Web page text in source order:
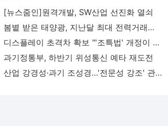
[뉴스줌인]원격개발, SW산업 선진화 열쇠
봄볕 받은 태양광, 지난달 최대 전력거래량 기록
디스플레이 초격차 확보 "'조특법' 개정이 핵심"
과기정통부, 하반기 위성통신 예타 재도전
산업 강경성·과기 조성경…'전문성 강조' 관료 출신 대거 임명